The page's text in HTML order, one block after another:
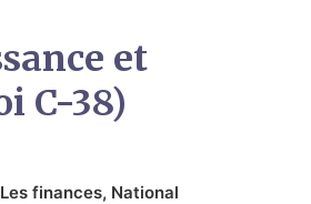
et
C-38)
Les finances, National